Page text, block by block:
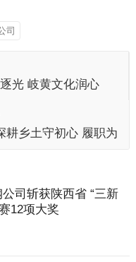
司
光 岐黄文化润心
耕乡土守初心 履职为
司斩获陕西省 “三新
12项大奖